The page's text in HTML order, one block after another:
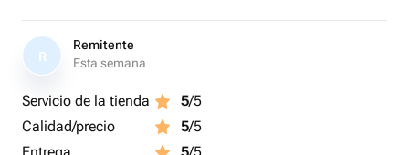
R
Remitente
Esta semana
Servicio de la tienda 5/5
Calidad/precio
5/5